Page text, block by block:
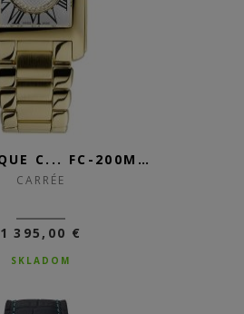
FREDERIQUE C... FC-200MCDC35B
CARRÉE
1 395,00 €
SKLADOM